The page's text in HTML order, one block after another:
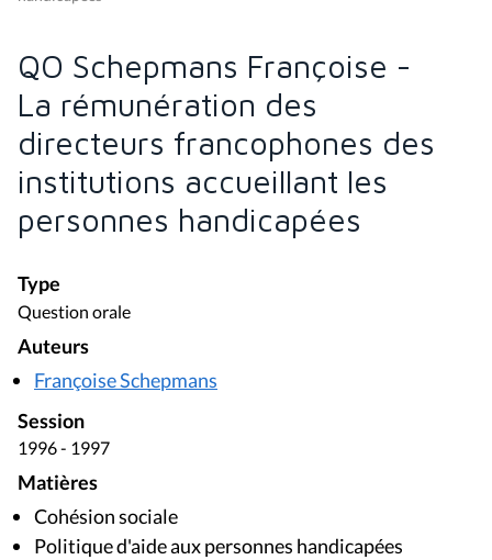
QO Schepmans Françoise -
La rémunération des
directeurs francophones des
institutions accueillant les
personnes handicapées
Type
Question orale
Auteurs
Françoise Schepmans
Session
1996 - 1997
Matières
Cohésion sociale
Politique d'aide aux personnes handicapées